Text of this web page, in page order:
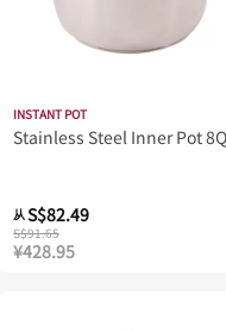
INSTANT POT
Stainless Steel Inner Pot
从S$82.49
S$91.65
¥428.95